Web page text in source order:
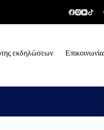
εκδηλώσεων Επικοινωνία